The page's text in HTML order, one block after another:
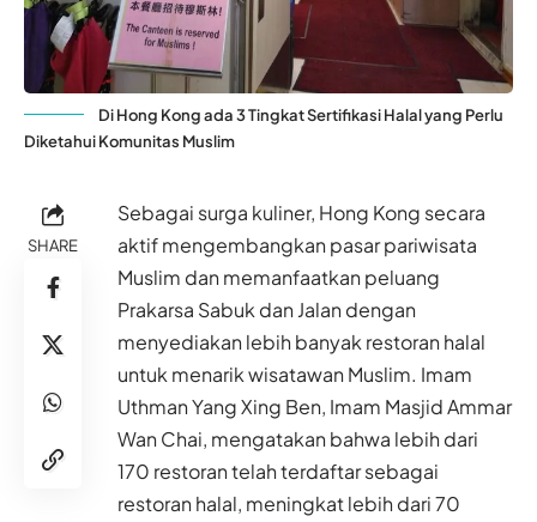
Di Hong Kong ada 3 Tingkat Sertifikasi Halal yang Perlu
Diketahui Komunitas Muslim
SHARE
Sebagai surga kuliner, Hong Kong secara
aktif mengembangkan pasar pariwisata
Muslim dan memanfaatkan peluang
Prakarsa Sabuk dan Jalan dengan
menyediakan lebih banyak restoran halal
untuk menarik wisatawan Muslim. Imam
Uthman Yang Xing Ben, Imam Masjid Ammar
Wan Chai, mengatakan bahwa lebih dari
170 restoran telah terdaftar sebagai
restoran halal, meningkat lebih dari 70